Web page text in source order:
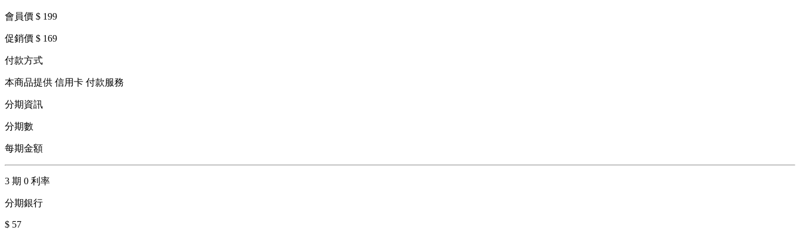
會員價 $ 199
促銷價 $ 169
付款方式
本商品提供 信用卡 付款服務
分期資訊
分期數
每期金額
3 期 0 利率
分期銀行
$ 57